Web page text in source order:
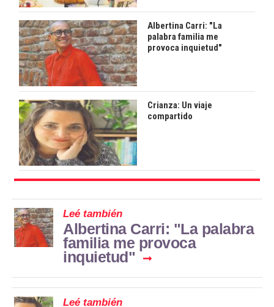
Albertina Carri: "La
palabra familia me
provoca inquietud"
Crianza: Un viaje
compartido
Leé también
Albertina Carri: "La palabra
familia me provoca
inquietud"
Leé también